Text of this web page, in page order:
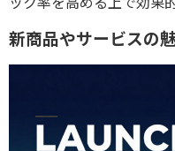
新商品やサービスの